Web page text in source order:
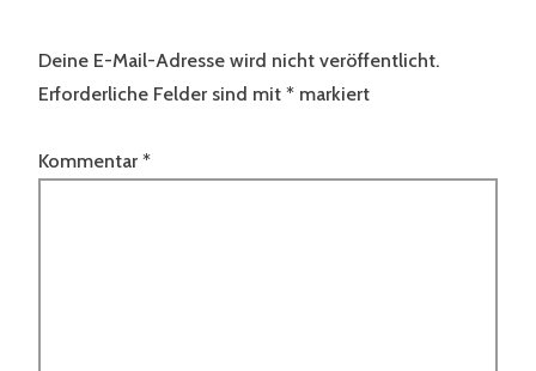
Deine E-Mail-Adresse wird nicht veröffentlicht.
Erforderliche Felder sind mit * markiert
Kommentar *